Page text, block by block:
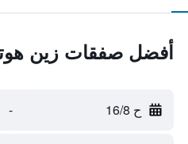
أفضل صفقات زين
ح 16/8 -